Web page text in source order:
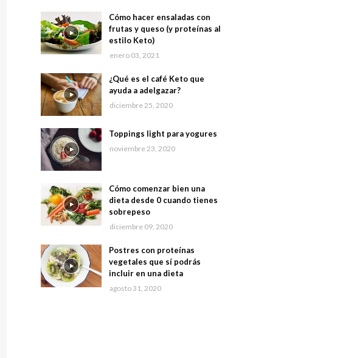
Cómo hacer ensaladas con
frutas y queso (y proteínas al
estilo Keto)
enero 03, 2021
¿Qué es el café Keto que
ayuda a adelgazar?
diciembre 25, 2020
Toppings light para yogures
noviembre 23, 2020
Cómo comenzar bien una
dieta desde 0 cuando tienes
sobrepeso
diciembre 09, 2020
Postres con proteínas
vegetales que sí podrás
incluir en una dieta
agosto 31, 2020